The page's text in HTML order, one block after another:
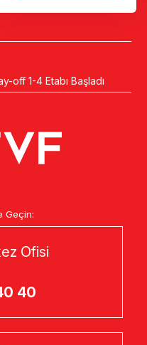
off 1-4 Etabı Başladı
Geçin:
Ofisi
40